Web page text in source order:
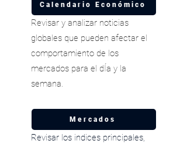
Calendario Económico
Revisar y analizar noticias
globales que pueden afectar el
comportamiento de los
mercados para el dÍa y la
semana.
Mercados
Revisar los indices principales,